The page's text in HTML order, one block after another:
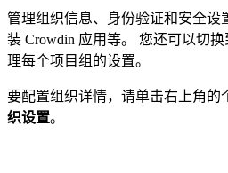
管理组织信息、身份验证和安全设
装 Crowdin 应用等。 您还可以切
理每个项目组的设置。
要配置组织详情，请单击右上角的
织设置。